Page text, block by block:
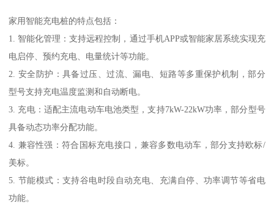
家用智能充电桩的特点包括：
1. 智能化管理：支持远程控制，通过手机APP或智能家居系统实现充
电启停、预约充电、电量统计等功能。
2. 安全防护：具备过压、过流、漏电、短路等多重保护机制，部分
型号支持充电温度监测和自动断电。
3. 充电：适配主流电动车电池类型，支持7kW-22kW功率，部分型号
具备动态功率分配功能。
4. 兼容性强：符合国标充电接口，兼容多数电动车，部分支持欧标/
美标。
5. 节能模式：支持谷电时段自动充电、充满自停、功率调节等省电
功能。